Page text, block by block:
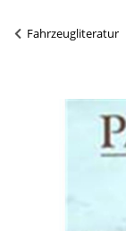
Fahrzeugliteratur